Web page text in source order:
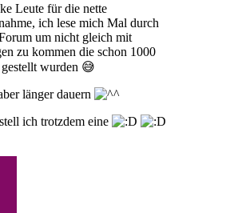
Leute für die nette
ich lese mich Mal durch
um nicht gleich mit
zu kommen die schon 1000
wurden 😅
länger dauern
ich trotzdem eine